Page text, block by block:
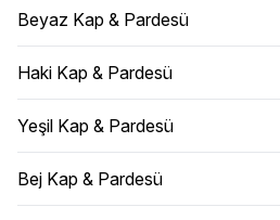
Beyaz Kap & Pardesü
Haki Kap & Pardesü
Yeşil Kap & Pardesü
Bej Kap & Pardesü